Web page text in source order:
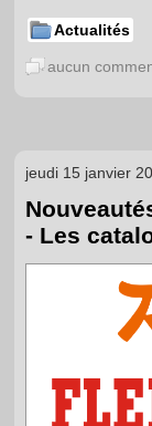
Actualités
aucun
jeudi 15 janvier
- Les